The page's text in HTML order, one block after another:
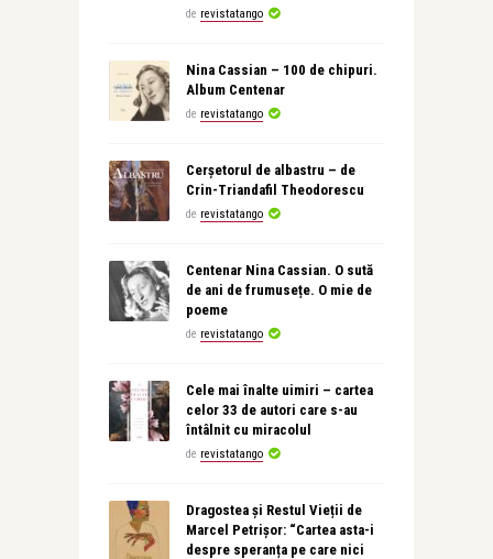
de revistatango
Nina Cassian – 100 de chipuri.
Album Centenar
de revistatango
Cerșetorul de albastru – de
Crin-Triandafil Theodorescu
de revistatango
Centenar Nina Cassian. O sută
de ani de frumusețe. O mie de
poeme
de revistatango
Cele mai înalte uimiri – cartea
celor 33 de autori care s-au
întâlnit cu miracolul
de revistatango
Dragostea și Restul Vieții de
Marcel Petrișor: “Cartea asta-i
despre speranța pe care nici